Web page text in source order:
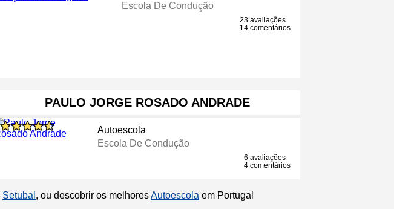
Escola De Condução
23 avaliações
14 comentários
PAULO JORGE ROSADO ANDRADE
Autoescola
Escola De Condução
6 avaliações
4 comentários
Setubal , ou descobrir os melhoresAutoescola em Portugal